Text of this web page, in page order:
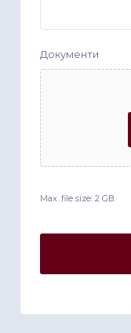
Документи
Max. file size: 2 GB.